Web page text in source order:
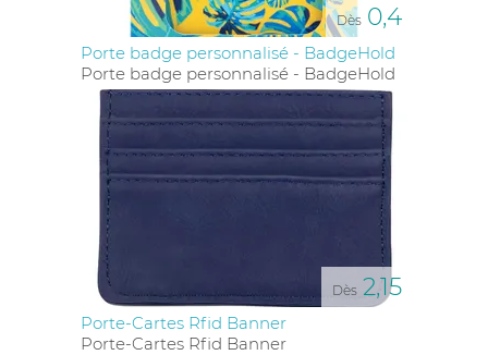
Dès 0,4
Porte badge personnalisé - BadgeHold
Porte badge personnalisé - BadgeHold
Dès 2,15
Porte-Cartes Rfid Banner
Porte-Cartes Rfid Banner